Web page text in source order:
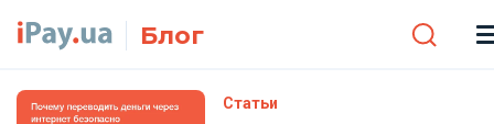
Блог
Статьи